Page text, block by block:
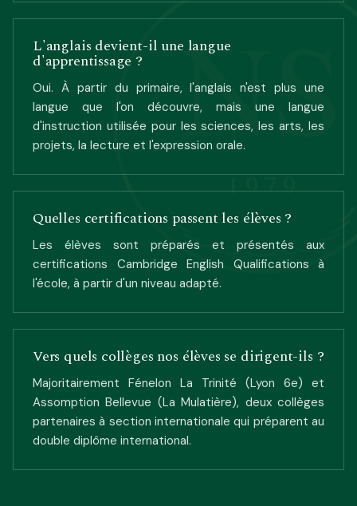
NS
1979
L'anglais devient-il une langue
d'apprentissage ?
Oui. À partir du primaire, l'anglais n'est plus une
langue que l'on découvre, mais une langue
d'instruction utilisée pour les sciences, les arts, les
projets, la lecture et l'expression orale.
Quelles certifications passent les élèves ?
Les élèves sont préparés et présentés aux
certifications Cambridge English Qualifications à
l'école, à partir d'un niveau adapté.
Vers quels collèges nos élèves se dirigent-ils ?
Majoritairement Fénelon La Trinité (Lyon 6e) et
Assomption Bellevue (La Mulatière), deux collèges
partenaires à section internationale qui préparent au
double diplôme international.